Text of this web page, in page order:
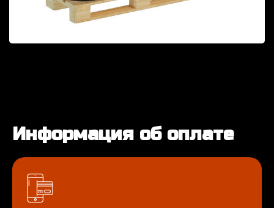
Информация об оплате